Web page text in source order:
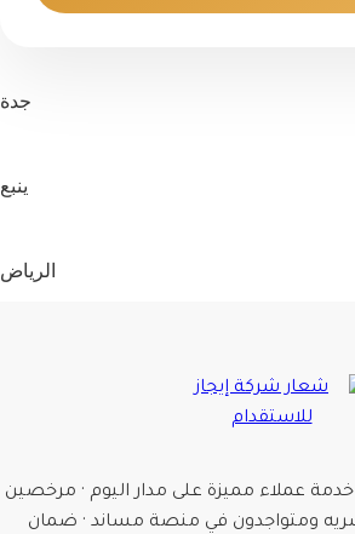
جدة
ينبع
الرياض
خدمة عملاء مميزة على مدار اليوم · مرخصين
ومتواجدون في منصة مساند · ضمان